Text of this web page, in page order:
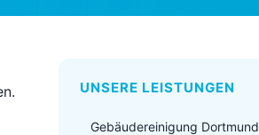
UNSERE LEISTUNGEN
Gebäudereinigung Dortmund